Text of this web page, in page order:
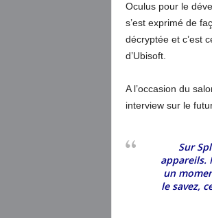
Oculus pour le
s’est exprimé de
décryptée et c’est
d’Ubisoft.
A l’occasion du
interview sur le
Sur
appareils.
un
le savez,